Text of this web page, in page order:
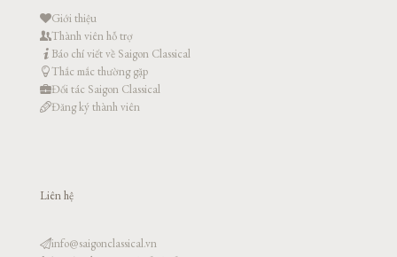
Giới thiệu
Thành viên hỗ trợ
Báo chí viết về Saigon Classical
Thắc mắc thường gặp
Đối tác Saigon Classical
Đăng ký thành viên
Liên hệ
info@saigonclassical.vn